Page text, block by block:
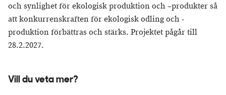
och synlighet för ekologisk produktion och –produkter så
att konkurrenskraften för ekologisk odling och -
produktion förbättras och stärks. Projektet pågår till
28.2.2027.
Vill du veta mer?